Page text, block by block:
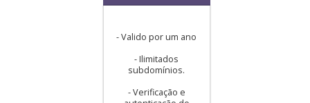
- Valido por um ano
- Ilimitados
subdomínios.
- Verificação e